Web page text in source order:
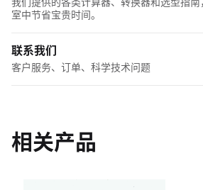
我们提供的各类计算器、转换器和选型指
室中节省宝贵时间。
联系我们
客户服务、订单、科学技术问题
相关产品